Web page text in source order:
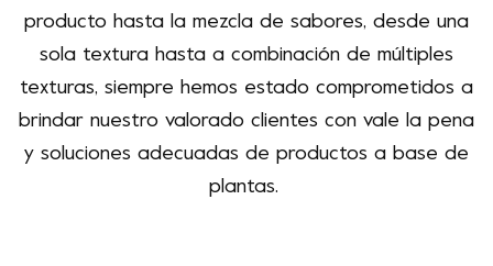
producto hasta la mezcla de sabores, desde una
sola textura hasta a combinación de múltiples
texturas, siempre hemos estado comprometidos a
brindar nuestro valorado clientes con vale la pena
y soluciones adecuadas de productos a base de
plantas.